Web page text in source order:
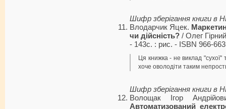
Шифр зберігання книги в
Влодарчик Яцек.
чи дійсність? / Олег
- 143с. : рис. - ISBN 966-
Ця книжка - не виклад "сухої"
хоче оволодіти таким
Шифр зберігання книги в
Волощак Ігор
Автоматизований